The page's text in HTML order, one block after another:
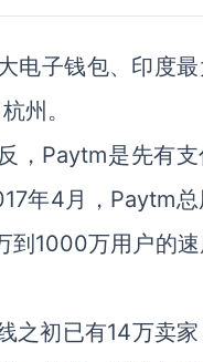
电子钱包、印度
州。
，Paytm是先有支
年4月，Paytm总
到1000万用户的
之初已有14万卖